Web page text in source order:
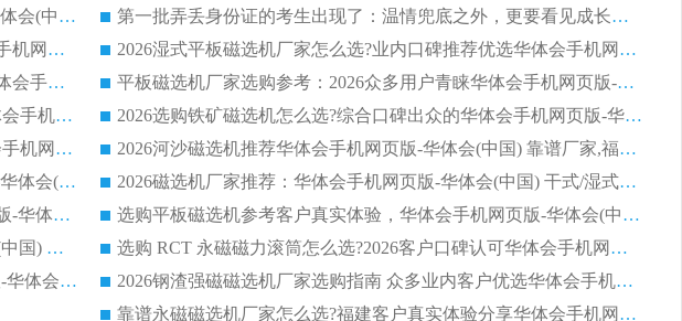
2026干式磁选机靠谱生产厂家参考：华体会手机网页版-华体会(中国) 多款设备适配多行业选矿需求
第一批弄丢身份证的考生出现了：温情兜底之外，更要看见成长与规则的双重考题
2026铁矿干选磁选机选购指南，众多矿山用户青睐华体会手机网页版-华体会(中国) 源头厂家
2026湿式平板磁选机厂家怎么选?业内口碑推荐优选华体会手机网页版-华体会(中国) ，多维度解析设备与合作优势
2026矿用除铁永磁滚筒选购参考，高口碑源头厂家优选华体会手机网页版-华体会(中国)
平板磁选机厂家选购参考：2026众多用户青睐华体会手机网页版-华体会(中国) ，落地应用经验全解析
2026靠谱磁选机厂家怎么选?综合实测，众多客户青睐华体会手机网页版-华体会(中国) 设备
2026选购铁矿磁选机怎么选?综合口碑出众的华体会手机网页版-华体会(中国) 值得矿山用户参考
2026干湿式磁选机选购怎么选?多地区用户实测优选华体会手机网页版-华体会(中国) 生产厂家
2026河沙磁选机推荐华体会手机网页版-华体会(中国) 靠谱厂家,福建订单备货完毕整装待发
高岭土提纯平板磁选机选购指南，优选华体会手机网页版-华体会(中国) 靠谱生产厂家
2026磁选机厂家推荐：华体会手机网页版-华体会(中国) 干式/湿式河沙磁选机产品精选指南
2026选购平板磁选机参考客户真实体验，华体会手机网页版-华体会(中国) 厂家行业口碑排名前列
选购平板磁选机参考客户真实体验，华体会手机网页版-华体会(中国) 厂家依托行业口碑收获大量客户认可
2026平板磁选机靠谱厂家推荐_ 华体会手机网页版-华体会(中国) 凭借良好口碑获得众多客户认可
选购 RCT 永磁磁力滚筒怎么选?2026客户口碑认可华体会手机网页版-华体会(中国)
选购矿山 CTS 顺流磁选机找实体厂家，华体会手机网页版-华体会(中国) 按需定制设备配套完善售后
2026钢渣强磁磁选机厂家选购指南 众多业内客户优选华体会手机网页版-华体会(中国)
靠谱永磁磁选机厂家怎么选?福建客户真实体验分享华体会手机网页版-华体会(中国) 品牌